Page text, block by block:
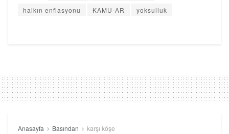
halkın enflasyonu
KAMU-AR yoksulluk
Anasayfa Basından karşı köşe